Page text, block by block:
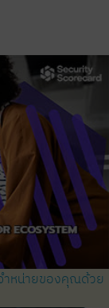
ำหน่ายของคุณด้วย